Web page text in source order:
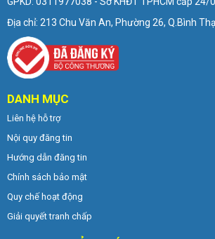
Địa chỉ: 213 Chu Văn An, Phường 26, Q.Bình
DANH MỤC
Liên hệ hỗ trợ
Nội quy đăng tin
Hướng dẫn đăng tin
Chính sách bảo mật
Quy chế hoạt động
Giải quyết tranh chấp